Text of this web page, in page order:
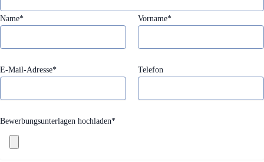
Name* Vorname*
E-Mail-Adresse* Telefon
Bewerbungsunterlagen hochladen*